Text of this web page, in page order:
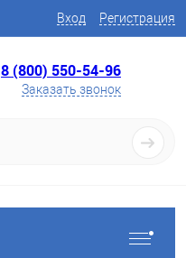
Вход Регистрация
8 (800) 550-54-96
Заказать звонок